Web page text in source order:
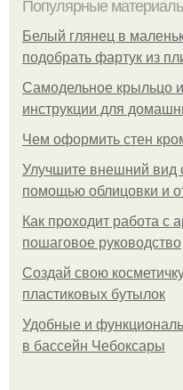
Популярные
Белый глянец в
подобрать фартук из
Самодельное крыльцо
инструкции для
Чем оформить стен
Улучшите внешний вид
помощью облицовки и
Как проходит работа с
пошаговое руководство
Создай свою
пластиковых бутылок
Удобные и
в бассейн Чебоксары